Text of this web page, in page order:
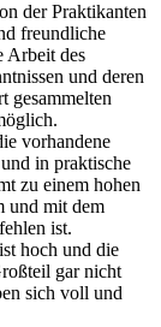
der Praktikanten
freundliche
Arbeit des
und deren
gesammelten
vorhandene
in praktische
zu einem hohen
und mit dem
ist.
hoch und die
gar nicht
sich voll und